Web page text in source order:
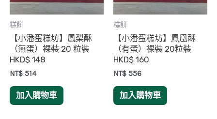
糕餅
【小潘蛋糕坊】鳳梨酥
（無蛋）裸裝 20 粒裝
HKD$ 148
NT$ 514
加入購物車
糕餅
【小潘蛋糕坊】鳳凰酥
（有蛋）裸裝 20粒裝
HKD$ 160
NT$ 556
加入購物車